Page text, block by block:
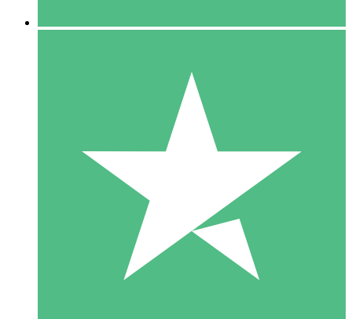
10 Downloads
20 00